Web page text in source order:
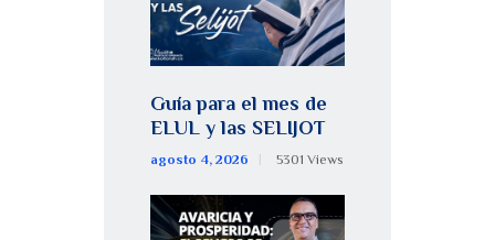
Guía para el mes de
ELUL y las SELIJOT
agosto 4, 2026 5301 Views